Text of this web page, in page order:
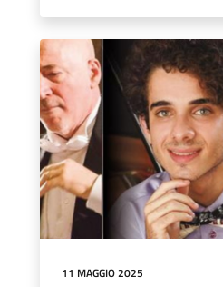
11 MAGGIO 2025